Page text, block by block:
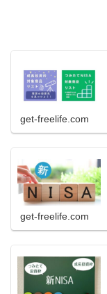
get-freelife.com
get-freelife.com